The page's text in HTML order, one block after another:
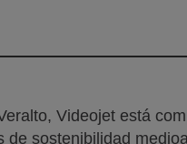
Videojet está
de sostenibilidad